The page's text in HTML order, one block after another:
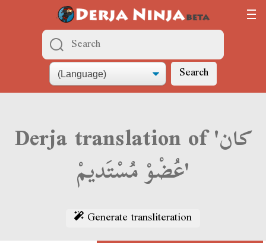
Search
Derja translation of 'كان
عُضْوْ مُسْتَديمْ'
Generate transliteration